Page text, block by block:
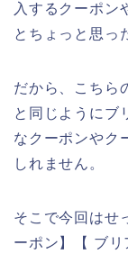
入するクーポン
とちょっと思っ
だから、こちら
と同じようにブ
なクーポンやク
しれません。
そこで今回はせ
ーポン】【 ブ